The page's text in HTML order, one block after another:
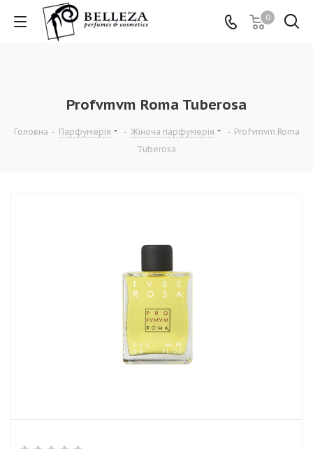
0
Profvmvm Roma Tuberosa
Головна - Парфумерія - Жіноча парфумерія - Profvmvm Roma
Tuberosa